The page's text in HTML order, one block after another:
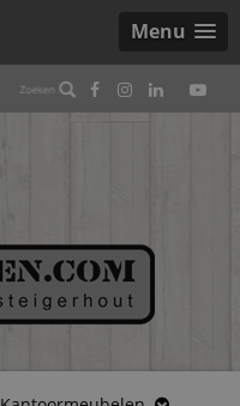
Menu